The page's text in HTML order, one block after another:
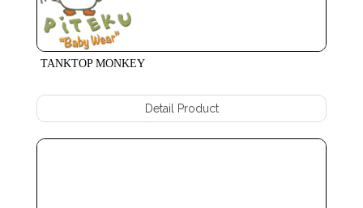
TANKTOP MONKEY
Detail Product